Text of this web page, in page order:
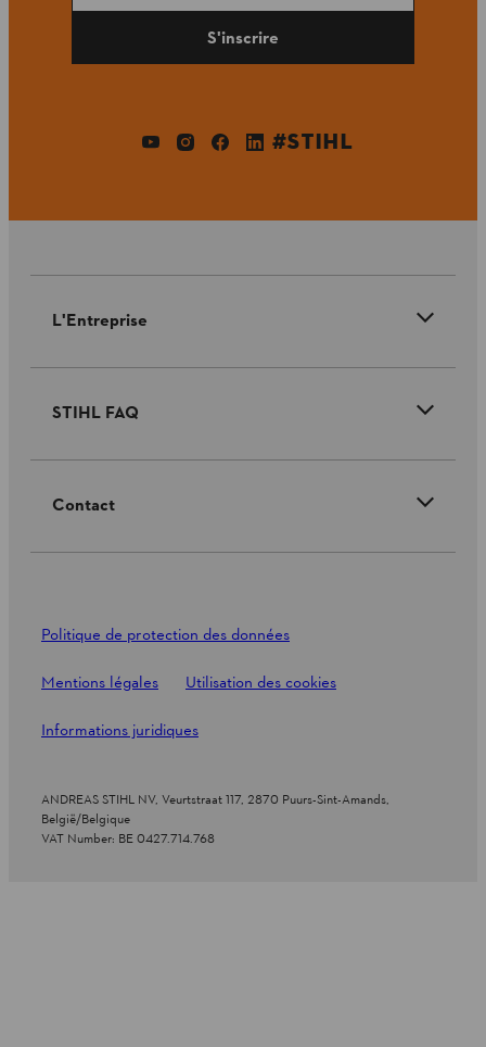
S'inscrire
#STIHL
L'Entreprise
STIHL FAQ
Contact
Politique de protection des données
Mentions légales Utilisation des cookies
Informations juridiques
ANDREAS STIHL NV, Veurtstraat 117, 2870 Puurs-Sint-Amands,
België/Belgique
VAT Number: BE 0427.714.768